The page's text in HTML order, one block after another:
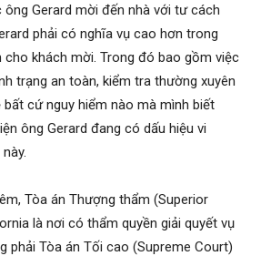
Gerard mời đến nhà với tư cách
phải có nghĩa vụ cao hơn trong
khách mời. Trong đó bao gồm việc
trạng an toàn, kiểm tra thường xuyên
bất cứ nguy hiểm nào mà mình biết
ông Gerard đang có dấu hiệu vi
Tòa án Thượng thẩm (Superior
là nơi có thẩm quyền giải quyết vụ
phải Tòa án Tối cao (Supreme Court)